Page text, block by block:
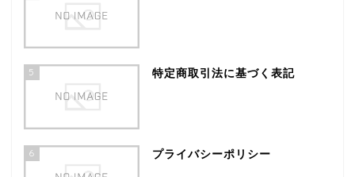
5 特定商取引法に基づく表記
6 プライバシーポリシー